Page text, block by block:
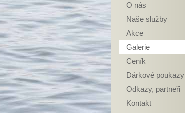
O nás
Naše služby
Akce
Galerie
Ceník
Dárkové poukazy
Odkazy, partneři
Kontakt